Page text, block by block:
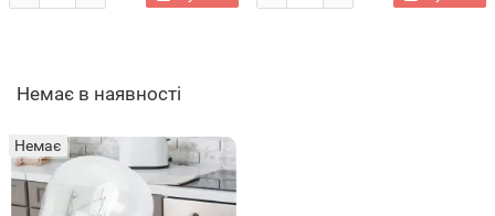
Немає в наявності
Немає